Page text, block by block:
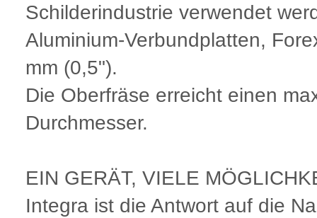
Schilderindustrie verwendet
Aluminium-Verbundplatten,
mm (0,5").
Die Oberfräse erreicht einen
Durchmesser.
EIN GERÄT, VIELE
Integra ist die Antwort auf die